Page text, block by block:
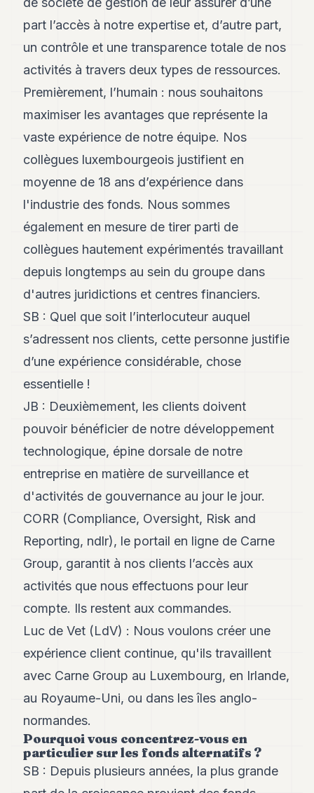
part l’accès à notre expertise et, d’autre part,
un contrôle et une transparence totale de nos
activités à travers deux types de ressources.
Premièrement, l’humain : nous souhaitons
maximiser les avantages que représente la
vaste expérience de notre équipe. Nos
collègues luxembourgeois justifient en
moyenne de 18 ans d’expérience dans
l'industrie des fonds. Nous sommes
également en mesure de tirer parti de
collègues hautement expérimentés travaillant
depuis longtemps au sein du groupe dans
d'autres juridictions et centres financiers.
SB : Quel que soit l’interlocuteur auquel
s’adressent nos clients, cette personne justifie
d’une expérience considérable, chose
essentielle !
JB : Deuxièmement, les clients doivent
pouvoir bénéficier de notre développement
technologique, épine dorsale de notre
entreprise en matière de surveillance et
d'activités de gouvernance au jour le jour.
CORR (Compliance, Oversight, Risk and
Reporting, ndlr), le portail en ligne de Carne
Group, garantit à nos clients l’accès aux
activités que nous effectuons pour leur
compte. Ils restent aux commandes.
Luc de Vet (LdV) : Nous voulons créer une
expérience client continue, qu'ils travaillent
avec Carne Group au Luxembourg, en Irlande,
au Royaume-Uni, ou dans les îles anglo-
normandes.
Pourquoi vous concentrez-vous en
particulier sur les fonds alternatifs ?
SB : Depuis plusieurs années, la plus grande